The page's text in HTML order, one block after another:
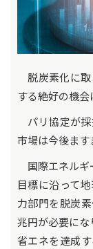
脱炭素化に取
する絶好の機会
パリ協定が採
市場は今後ます
国際エネルギ
目標に沿って
力部門を脱炭
兆円が必要に
省エネを達成